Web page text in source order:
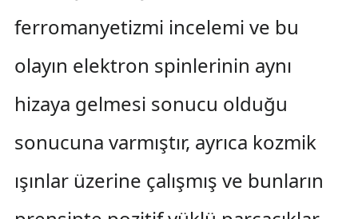
ferromanyetizmi incelemi ve bu
olayın elektron spinlerinin aynı
hizaya gelmesi sonucu olduğu
sonucuna varmıştır, ayrıca kozmik
ışınlar üzerine çalışmış ve bunların